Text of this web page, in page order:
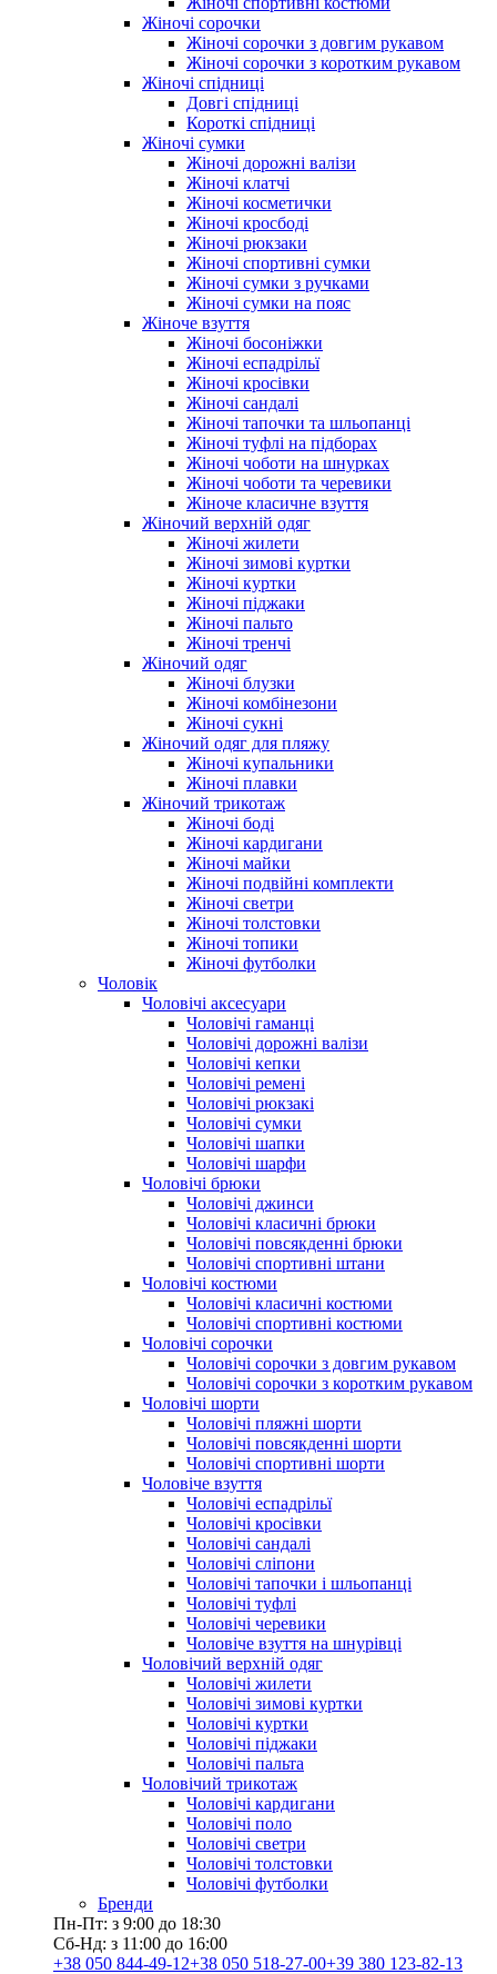
Жіночі сорочки
Жіночі сорочки з довгим рукавом
Жіночі сорочки з коротким рукавом
Жіночі спідниці
Довгі спідниці
Короткі спідниці
Жіночі сумки
Жіночі дорожні валізи
Жіночі клатчі
Жіночі косметички
Жіночі кросбоді
Жіночі рюкзаки
Жіночі спортивні сумки
Жіночі сумки з ручками
Жіночі сумки на пояс
Жіноче взуття
Жіночі босоніжки
Жіночі еспадрільї
Жіночі кросівки
Жіночі сандалі
Жіночі тапочки та шльопанці
Жіночі туфлі на підборах
Жіночі чоботи на шнурках
Жіночі чоботи та черевики
Жіноче класичне взуття
Жіночий верхній одяг
Жіночі жилети
Жіночі зимові куртки
Жіночі куртки
Жіночі піджаки
Жіночі пальто
Жіночі тренчі
Жіночий одяг
Жіночі блузки
Жіночі комбінезони
Жіночі сукні
Жіночий одяг для пляжу
Жіночі купальники
Жіночі плавки
Жіночий трикотаж
Жіночі боді
Жіночі кардигани
Жіночі майки
Жіночі подвійні комплекти
Жіночі светри
Жіночі толстовки
Жіночі топики
Жіночі футболки
Чоловік
Чоловічі аксесуари
Чоловічі гаманці
Чоловічі дорожні валізи
Чоловічі кепки
Чоловічі ремені
Чоловічі рюкзакі
Чоловічі сумки
Чоловічі шапки
Чоловічі шарфи
Чоловічі брюки
Чоловічі джинси
Чоловічі класичні брюки
Чоловічі повсякденні брюки
Чоловічі спортивні штани
Чоловічі костюми
Чоловічі класичні костюми
Чоловічі спортивні костюми
Чоловічі сорочки
Чоловічі сорочки з довгим рукавом
Чоловічі сорочки з коротким рукавом
Чоловічі шорти
Чоловічі пляжні шорти
Чоловічі повсякденні шорти
Чоловічі спортивні шорти
Чоловіче взуття
Чоловічі еспадрільї
Чоловічі кросівки
Чоловічі сандалі
Чоловічі сліпони
Чоловічі тапочки і шльопанці
Чоловічі туфлі
Чоловічі черевики
Чоловіче взуття на шнурівці
Чоловічий верхній одяг
Чоловічі жилети
Чоловічі зимові куртки
Чоловічі куртки
Чоловічі піджаки
Чоловічі пальта
Чоловічий трикотаж
Чоловічі кардигани
Чоловічі поло
Чоловічі светри
Чоловічі толстовки
Чоловічі футболки
Бренди
Пн-Пт: з 9:00 до 18:30
Сб-Нд: з 11:00 до 16:00
+38 050 844-49-12+38 050 518-27-00+39 380 123-82-13